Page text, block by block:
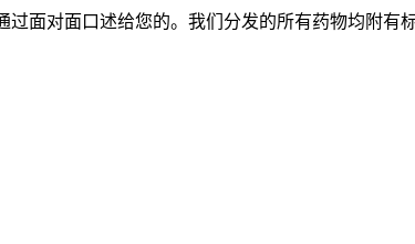
面对面口述给您的。我们分发的所有药物均附